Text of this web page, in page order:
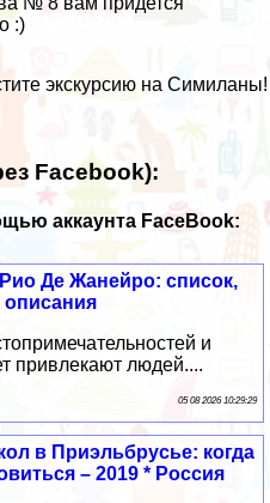
:)
экскурсию на Симиланы!
Facebook):
аккаунта FaceBook:
Де Жанейро: список,
описания
и
привлекают людей....
05 08 2026 10:29:29
в Приэльбрусье: когда
– 2019 * Россия